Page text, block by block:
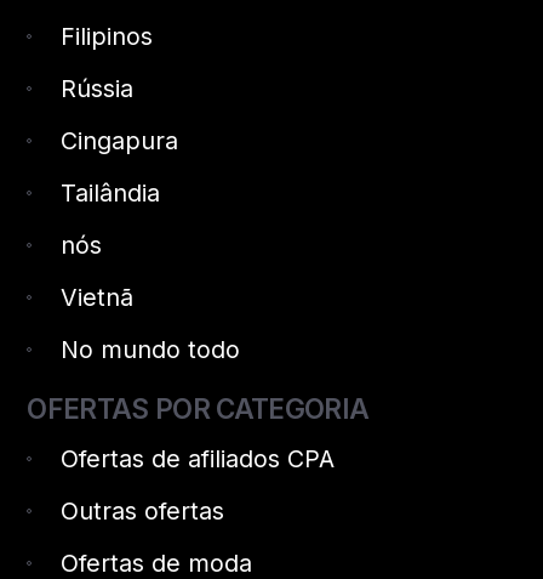
Filipinos
Rússia
Cingapura
Tailândia
nós
Vietnã
No mundo todo
OFERTAS POR CATEGORIA
Ofertas de afiliados CPA
Outras ofertas
Ofertas de moda